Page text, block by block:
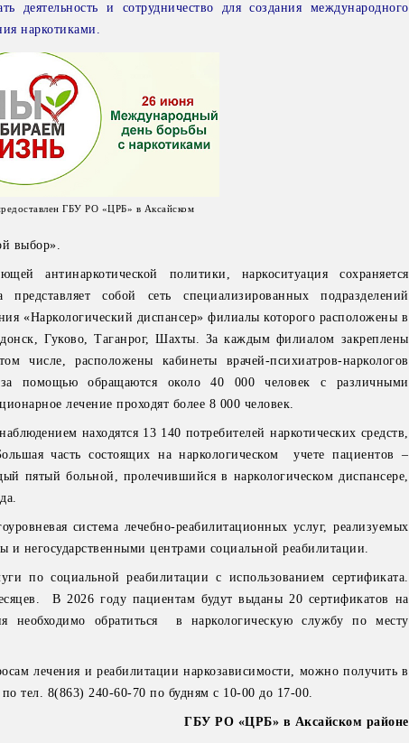
деятельность и сотрудничество для создания международного
наркотиками.
ГБУ РО «ЦРБ» в Аксайском
выбор».
антинаркотической политики, наркоситуация сохраняется
представляет собой сеть специализированных подразделений
«Наркологический диспансер» филиалы которого расположены в
Гуково, Таганрог, Шахты. За каждым филиалом закреплены
числе, расположены кабинеты врачей-психиатров-наркологов
помощью обращаются около 40 000 человек с различными
лечение проходят более 8 000 человек.
находятся 13 140 потребителей наркотических средств,
часть состоящих на наркологическом учете пациентов –
пятый больной, пролечившийся в наркологическом диспансере,
система лечебно-реабилитационных услуг, реализуемых
и негосударственными центрами социальной реабилитации.
по социальной реабилитации с использованием сертификата.
В 2026 году пациентам будут выданы 20 сертификатов на
обратиться в наркологическую службу по месту
лечения и реабилитации наркозависимости, можно получить в
тел. 8(863) 240-60-70 по будням с 10-00 до 17-00.
ГБУ РО «ЦРБ» в Аксайском районе